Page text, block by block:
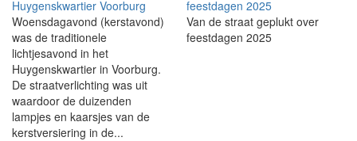
Huygenskwartier Voorburg
Woensdagavond (kerstavond)
was de traditionele
lichtjesavond in het
Huygenskwartier in Voorburg.
De straatverlichting was uit
waardoor de duizenden
lampjes en kaarsjes van de
kerstversiering in de...
feestdagen 2025
Van de straat geplukt over
feestdagen 2025